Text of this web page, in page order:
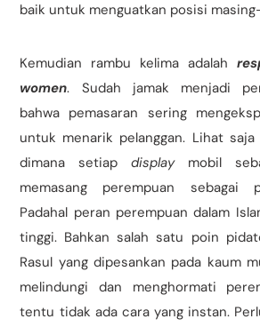
baik untuk menguatkan posisi
Kemudian rambu kelima adalah
women. Sudah jamak menjadi
bahwa pemasaran sering
untuk menarik pelanggan. Lihat
dimana setiapdisplaymobil
memasang perempuan sebagai
Padahal peran perempuan dalam
tinggi. Bahkan salah satu poin
Rasul yang dipesankan pada kaum
melindungi dan menghormati
tentu tidak ada cara yang instan.